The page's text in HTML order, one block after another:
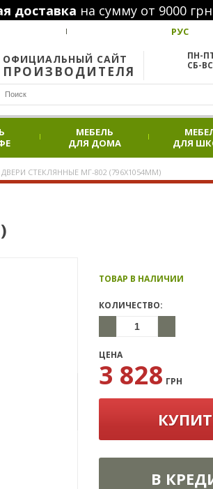
доставка на сумму от 9000
РУС
ОФИЦИАЛЬНЫЙ САЙТ
ПРОИЗВОДИТЕЛЯ
ПН-
СБ-
МЕБЕЛЬ
ДЛЯ ДОМА
ДЛЯ
ДВЕРИ СТЕКЛЯННЫЕ МГ-802 (796Х1054ММ)
ТОВАР В НАЛИЧИИ
КОЛИЧЕСТВО:
ЦЕНА
3 828 ГРН
В